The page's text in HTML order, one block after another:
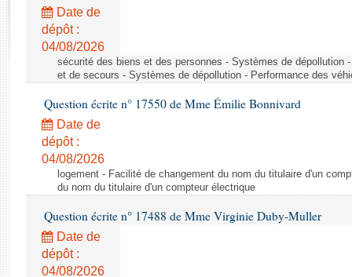
Rapports législatifs
Rapports sur l'application des lois
Baromètre de l’application des lois
Dossiers législatifs
Budget et sécurité sociale
Questions écrites et orales
Comptes rendus des débats
Date de
dépôt :
04/08/2026
sécurité des biens et des personnes - Systèmes de dépollution
et de secours - Systèmes de dépollution - Performance des
Question écrite n° 17550 de Mme Émilie Bonnivard
Date de
dépôt :
04/08/2026
logement - Facilité de changement du nom du titulaire d'un
du nom du titulaire d'un compteur électrique
Question écrite n° 17488 de Mme Virginie Duby-Muller
Date de
dépôt :
04/08/2026